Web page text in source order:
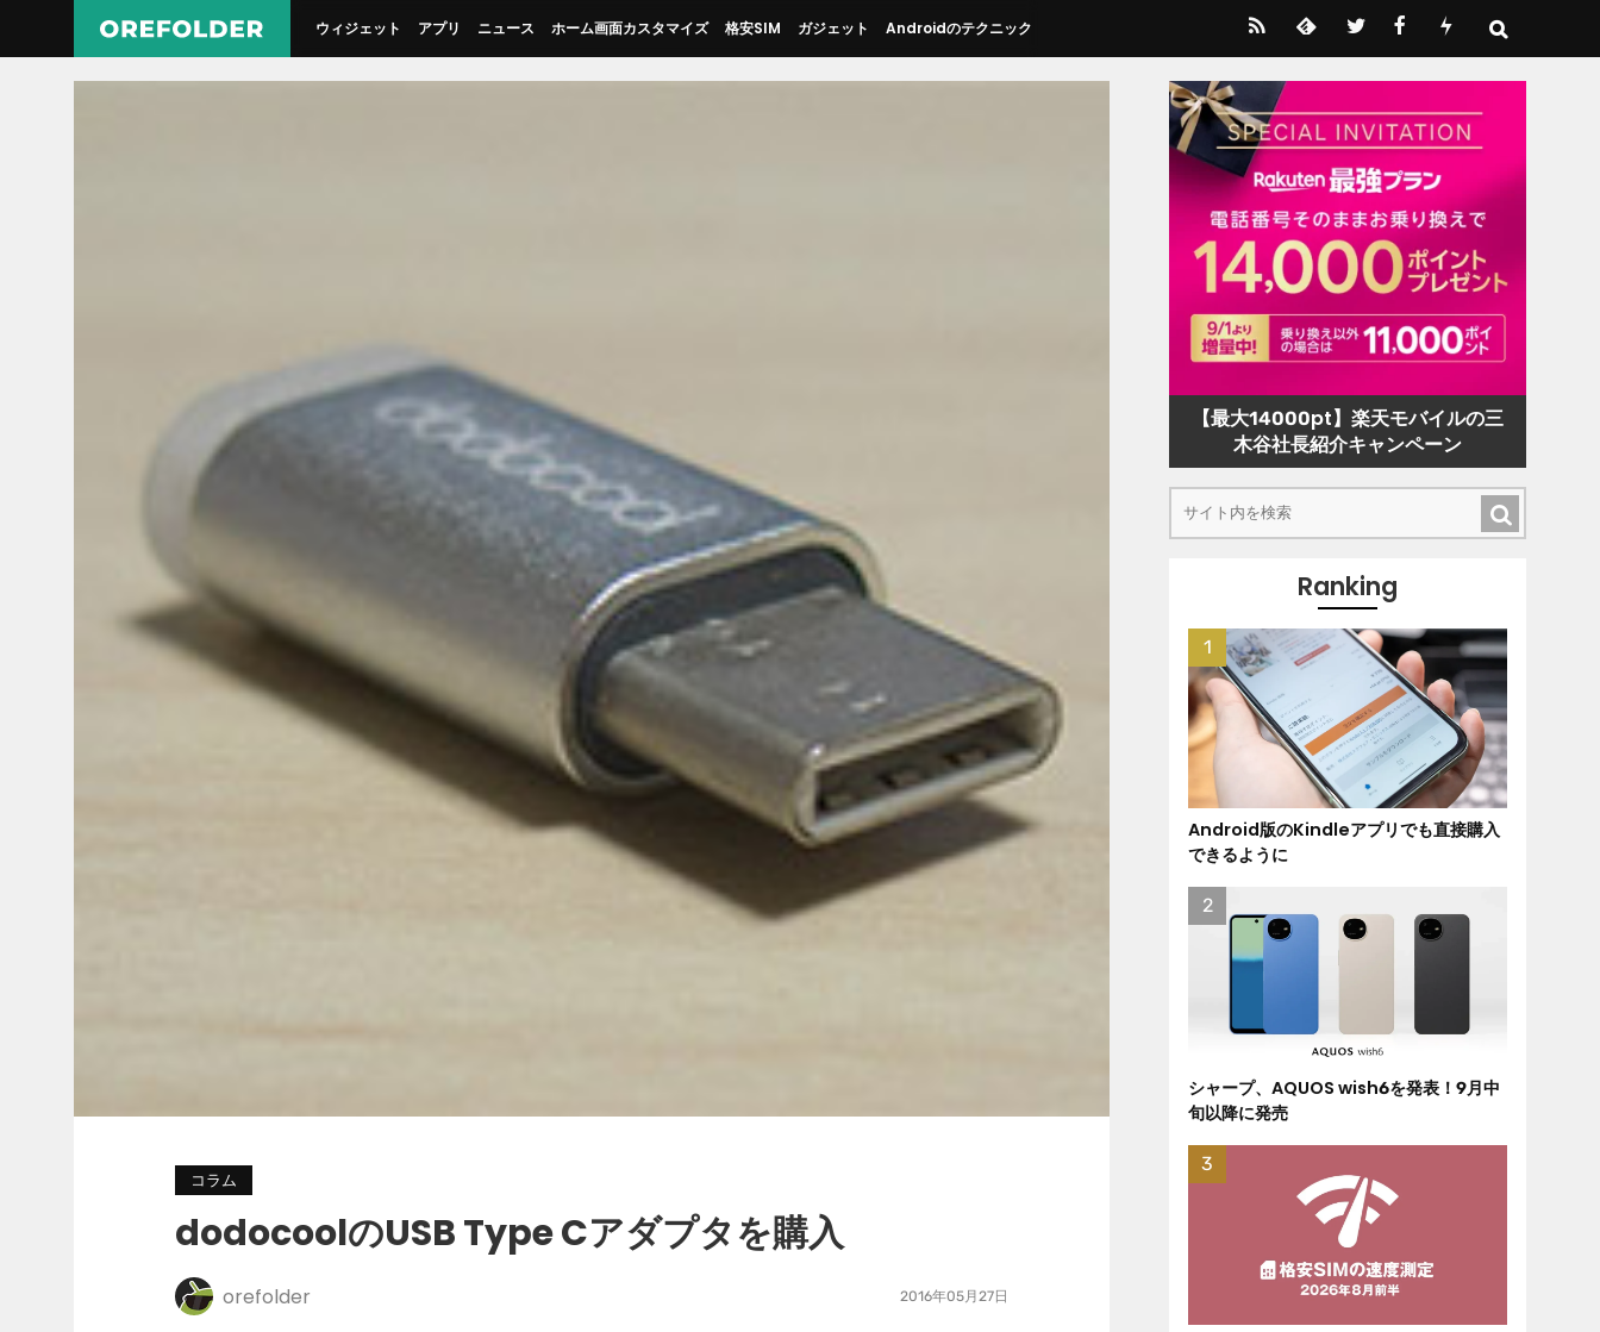
ウィジェット アプリ ニュース ホーム画面カスタマイズ 格安SIM ガジェット Androidのテクニック
コラム
dodocoolのUSB Type Cアダプタを購入
orefolder 2016年05月27日
【最大14000pt】楽天モバイルの三
木谷社長紹介キャンペーン
Ranking
Android版のKindleアプリでも直接購入
できるように
シャープ、AQUOS wish6を発表！9月中
旬以降に発売